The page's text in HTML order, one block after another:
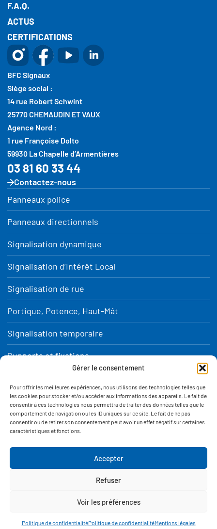
Gérer le consentement
Pour offrir les meilleures expériences, nous utilisons des technologies telles que
les cookies pour stocker et/ou accéder aux informations des appareils. Le fait de
consentir à ces technologies nous permettra de traiter des données telles que le
comportement de navigation ou les ID uniques sur ce site. Le fait de ne pas
consentir ou de retirer son consentement peut avoir un effet négatif sur certaines
caractéristiques et fonctions.
Accepter
Refuser
Voir les préférences
Politique de confidentialitéPolitique de confidentialitéMentions légales
F.A.Q.
ACTUS
CERTIFICATIONS
BFC Signaux
Siège social :
14 rue Robert Schwint
25770 CHEMAUDIN ET VAUX
Agence Nord :
1 rue Françoise Dolto
59930 La Chapelle d’Armentières
03 81 60 33 44
Contactez-nous
Panneaux police
Panneaux directionnels
Signalisation dynamique
Signalisation d’Intérêt Local
Signalisation de rue
Portique, Potence, Haut-Mât
Signalisation temporaire
Supports et fixations
téléchargez notre catalogue
Mentions légales